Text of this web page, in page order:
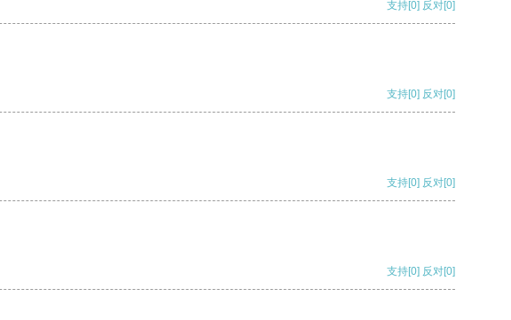
支持[0] 反对[0]
支持[0] 反对[0]
支持[0] 反对[0]
支持[0] 反对[0]